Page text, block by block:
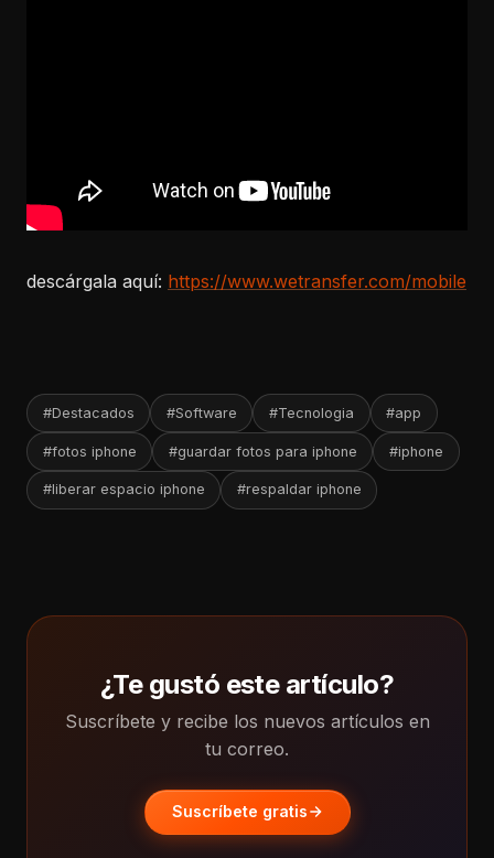
descárgala aquí: https://www.wetransfer.com/mobile
#Destacados #Software #Tecnologia #app
#fotos iphone #guardar fotos para iphone #iphone
#liberar espacio iphone #respaldar iphone
¿Te gustó este artículo?
Suscríbete y recibe los nuevos artículos en
tu correo.
Suscríbete gratis